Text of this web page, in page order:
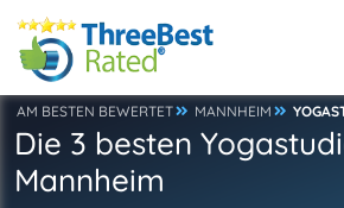
AM BESTEN BEWERTET MANNHEIM
Die 3 besten
Mannheim